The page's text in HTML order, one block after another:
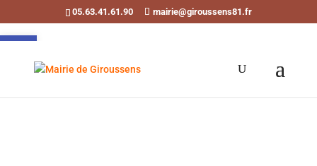
05.63.41.61.90 mairie@giroussens81.fr
Ouvrir la barre d’outils